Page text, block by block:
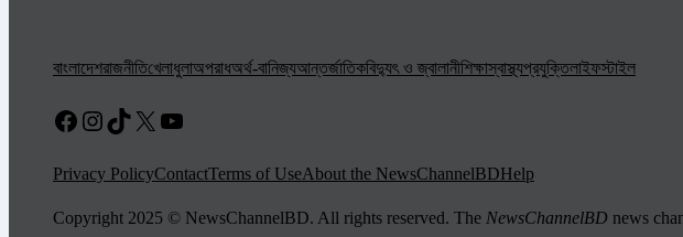
বাংলাদেশরাজনীতিখেলাধুলাঅপরাধঅর্থ-বানিজ্যআন্তর্জাতিকবিদ্যুৎ ও জ্বালানীশিক্ষাস্বাস্থ্যপ্রযুক্তিলাইফস্টাইল
Facebook
Instagram
TikTok
X YouTube
Privacy PolicyContactTerms of UseAbout the NewsChannelBDHelp
Copyright 2025 © NewsChannelBD. All rights reserved. The NewsChannelBD news